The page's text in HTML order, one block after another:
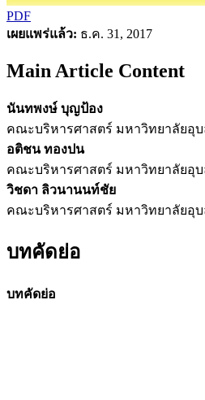
PDF
เผยแพร่แล้ว: ธ.ค. 31, 2017
Main Article Content
นันทพงษ์ บุญป้อง
คณะบริหารศาสตร์ มหาวิทยาลัยอุ
อติชน ทองปน
คณะบริหารศาสตร์ มหาวิทยาลัยอุ
วิชดา ลิวนานนท์ชัย
คณะบริหารศาสตร์ มหาวิทยาลัยอุ
บทคัดย่อ
บทคัดย่อ